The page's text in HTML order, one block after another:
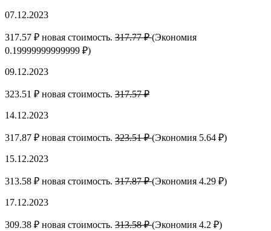
07.12.2023
317.57 ₽ новая стоимость. 317.77 ₽(Экономия
0.19999999999999 ₽)
09.12.2023
323.51 ₽ новая стоимость. 317.57 ₽
14.12.2023
317.87 ₽ новая стоимость. 323.51 ₽(Экономия 5.64 ₽)
15.12.2023
313.58 ₽ новая стоимость. 317.87 ₽(Экономия 4.29 ₽)
17.12.2023
309.38 ₽ новая стоимость. 313.58 ₽(Экономия 4.2 ₽)